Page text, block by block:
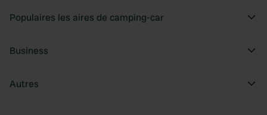
Populaires les aires de camping-car
Business
Autres